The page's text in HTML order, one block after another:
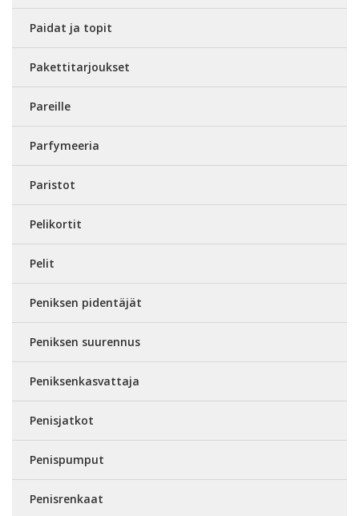
Paidat ja topit
Pakettitarjoukset
Pareille
Parfymeeria
Paristot
Pelikortit
Pelit
Peniksen pidentäjät
Peniksen suurennus
Peniksenkasvattaja
Penisjatkot
Penispumput
Penisrenkaat